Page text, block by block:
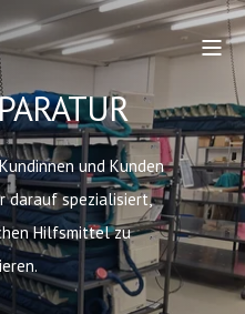
und Kunden
darauf spezialisiert,
Hilfsmittel zu